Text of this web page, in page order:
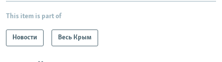
This item is part of
Новости Весь Крым